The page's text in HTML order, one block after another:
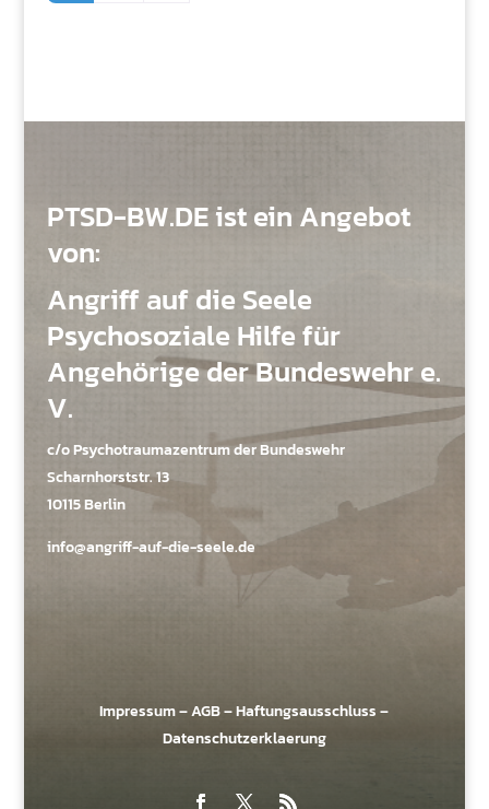
PTSD-BW.DE ist ein Angebot
von:
Angriff auf die Seele
Psychosoziale Hilfe für
Angehörige der Bundeswehr e.
V.
c/o Psychotraumazentrum der Bundeswehr
Scharnhorststr. 13
10115 Berlin
info@angriff-auf-die-seele.de
Impressum–AGB–Haftungsausschluss–
Datenschutzerklaerung